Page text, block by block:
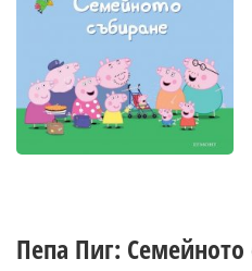
Пепа Пиг: Семейното